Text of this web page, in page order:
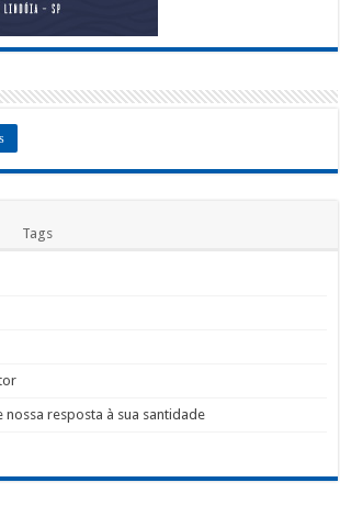
Tags
nossa resposta à sua santidade